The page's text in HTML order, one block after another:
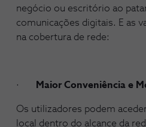
negócio ou escritório ao
comunicações digitais. E as
na cobertura de rede:
· Maior Conveniência e
Os utilizadores podem
local dentro do alcance da